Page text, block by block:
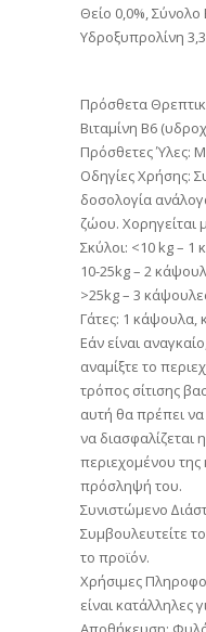
Θείο 0,0%, Σύνολο
Υδροξυπρολίνη
Πρόσθετα
Βιταµίνη Β6
Πρόσθετες Ύλες:
Οδηγίες Χρήσης:
δοσολογία
ζώου. Χορηγείται
Σκύλοι: <10 kg –
10-25kg – 2
>25kg – 3
Γάτες: 1 κάψουλα,
Εάν είναι
αναµίξτε το
τρόπος σίτισης
αυτή θα πρέπει
να
περιεχοµένου
πρόσληψή του.
Συνιστώµενο
Συµβουλευτείτε
το προϊόν.
Χρήσιµες
είναι